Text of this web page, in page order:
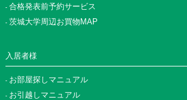
合格発表前予約サービス
茨城大学周辺お買物MAP
入居者様
お部屋探しマニュアル
お引越しマニュアル